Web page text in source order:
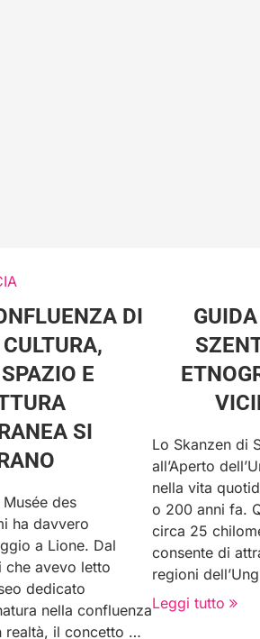
DI
E
SI
des
ha davvero
a Lione. Dal
che avevo letto
dedicato
nella confluenza
realtà, il concetto …
Lo Skanzen di
all’Aperto
nella vita
o 200 anni fa.
circa 25
consente di
regioni
Leggi tutto